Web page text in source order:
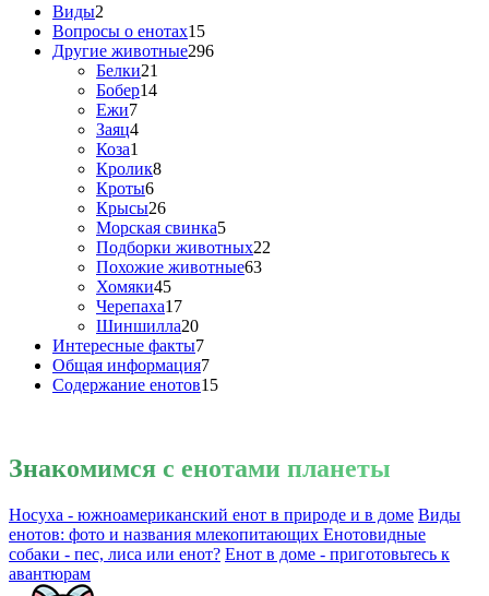
Виды2
Вопросы о енотах15
Другие животные296
Белки21
Бобер14
Ежи7
Заяц4
Коза1
Кролик8
Кроты6
Крысы26
Морская свинка5
Подборки животных22
Похожие животные63
Хомяки45
Черепаха17
Шиншилла20
Интересные факты7
Общая информация7
Содержание енотов15
Знакомимся с енотами планеты
Носуха - южноамериканский енот в природе и в доме Виды
енотов: фото и названия млекопитающих Енотовидные
собаки - пес, лиса или енот? Енот в доме - приготовьтесь к
авантюрам